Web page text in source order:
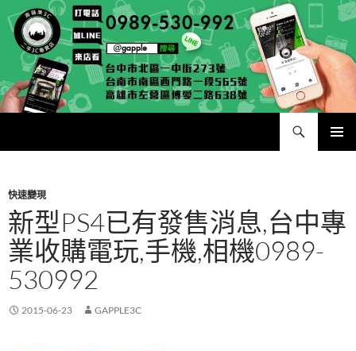
至
內
容
快速變現
新型PS4已有發售消息,台中專
業收購電玩,手機,相機0989-
530992
2015-06-23 GAPPLE3C